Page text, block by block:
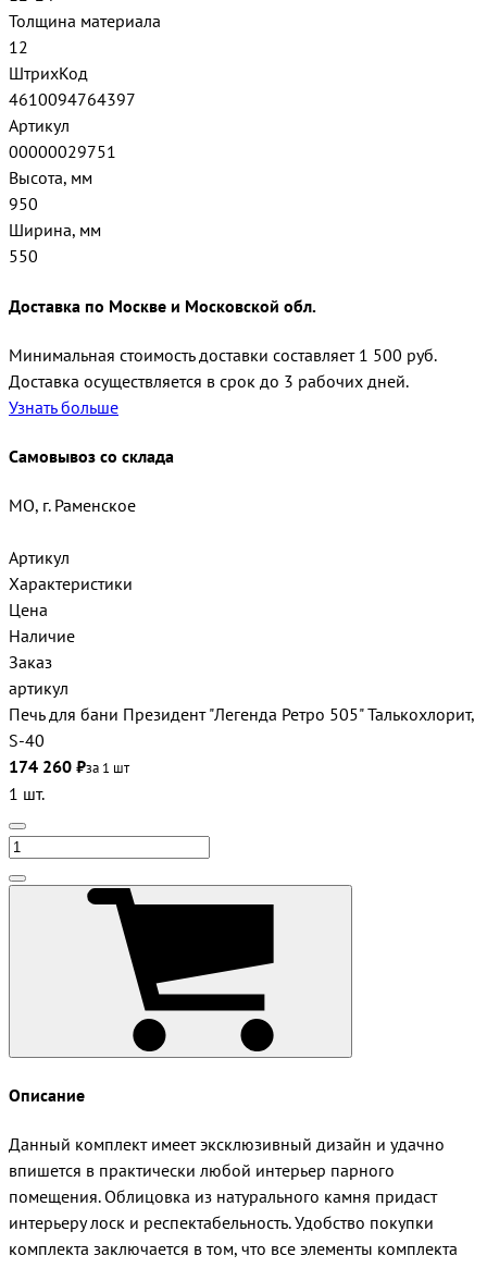
Толщина материала
12
ШтрихКод
4610094764397
Артикул
00000029751
Высота, мм
950
Ширина, мм
550
Доставка по Москве и Московской обл.
Минимальная стоимость доставки составляет 1 500 руб.
Доставка осуществляется в срок до 3 рабочих дней.
Узнать больше
Самовывоз со склада
МО, г. Раменское
Артикул
Характеристики
Цена
Наличие
Заказ
артикул
Печь для бани Президент "Легенда Ретро 505" Талькохлорит,
S-40
174 260 ₽за 1 шт
1 шт.
Описание
Данный комплект имеет эксклюзивный дизайн и удачно
впишется в практически любой интерьер парного
помещения. Облицовка из натурального камня придаст
интерьеру лоск и респектабельность. Удобство покупки
комплекта заключается в том, что все элементы комплекта